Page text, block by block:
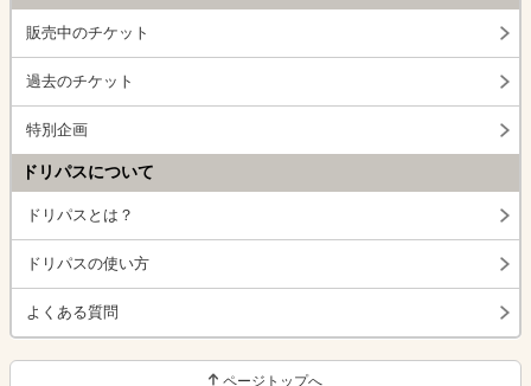
販売中のチケット
過去のチケット
特別企画
ドリパスについて
ドリパスとは？
ドリパスの使い方
よくある質問
ページトップへ